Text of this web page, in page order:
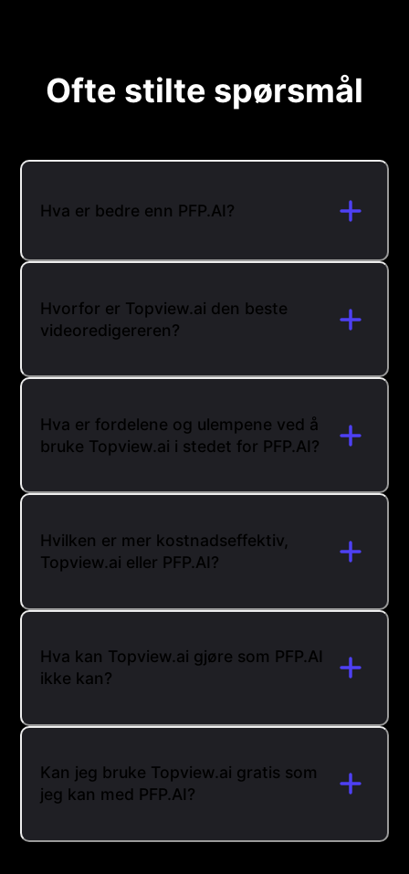
Ofte stilte spørsmål
Hva er bedre enn PFP.AI?
Hvorfor er Topview.ai den beste
videoredigereren?
Hva er fordelene og ulempene ved å
bruke Topview.ai i stedet for PFP.AI?
Hvilken er mer kostnadseffektiv,
Topview.ai eller PFP.AI?
Hva kan Topview.ai gjøre som PFP.AI
ikke kan?
Kan jeg bruke Topview.ai gratis som
jeg kan med PFP.AI?